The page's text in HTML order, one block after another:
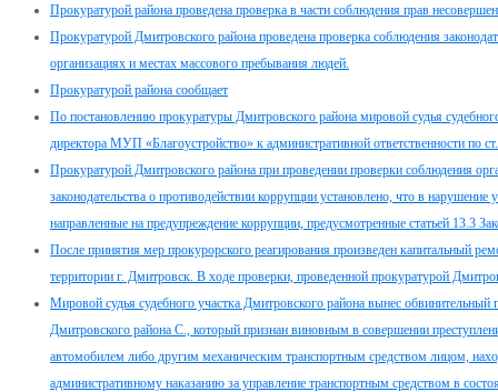
Прокуратурой района проведена проверка в части соблюдения прав
Прокуратурой Дмитровского района проведена проверка соблюдения
организациях и местах массового пребывания людей.
Прокуратурой района сообщает
По постановлению прокуратуры Дмитровского района мировой судья
директора МУП «Благоустройство» к административной ответственности по
Прокуратурой Дмитровского района при проведении проверки соблюдения
законодательства о противодействии коррупции установлено, что в
направленные на предупреждение коррупции, предусмотренные статьей
После принятия мер прокурорского реагирования произведен капитальный
территории г. Дмитровск. В ходе проверки, проведенной прокуратурой
Мировой судья судебного участка Дмитровского района вынес
Дмитровского района С., который признан виновным в совершении
автомобилем либо другим механическим транспортным средством лицом,
административному наказанию за управление транспортным средством в